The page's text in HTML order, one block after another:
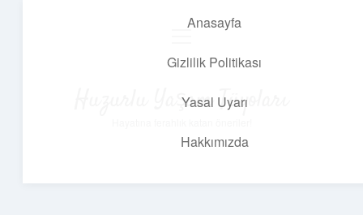
Anasayfa
Gizlilik Politikası
Yasal Uyarı
Hakkımızda
Huzurlu Yaşam Tüyoları